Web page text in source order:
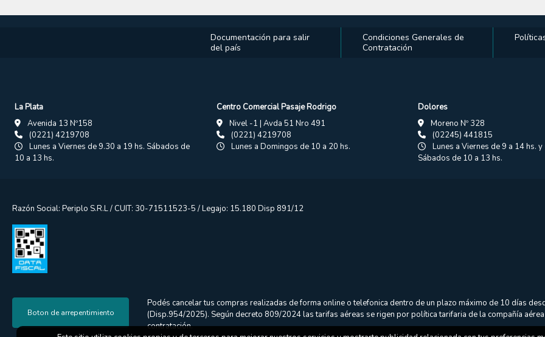
Documentación para salir
del país
Condiciones Generales de
Contratación
La Plata
Avenida 13 Nº158
(0221) 4219708
Lunes a Viernes de 9.30 a 19 hs. Sábados de
10 a 13 hs.
Centro Comercial Pasaje Rodrigo
Nivel -1 | Avda 51 Nro 491
(0221) 4219708
Lunes a Domingos de 10 a 20 hs.
Dolores
Moreno Nº 328
(02245) 441815
Lunes a Viernes de 9 a 14 hs.
Sábados de 10 a 13 hs.
Razón Social: Periplo S.R.L / CUIT: 30-71511523-5 / Legajo: 15.180 Disp 891/12
Boton de arrepentimiento
Podés cancelar tus compras realizadas de forma online o telefonica dentro de un plazo máximo de 10 días
(Disp.954/2025). Según decreto 809/2024 las tarifas aéreas se rigen por política tarifaria de la compañía
contratación.